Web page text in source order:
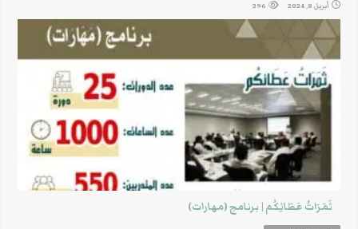
أبريل 8, 2024 296
ثَمَرَاتُ عَطَائِكُم | برنامج (مهارات)